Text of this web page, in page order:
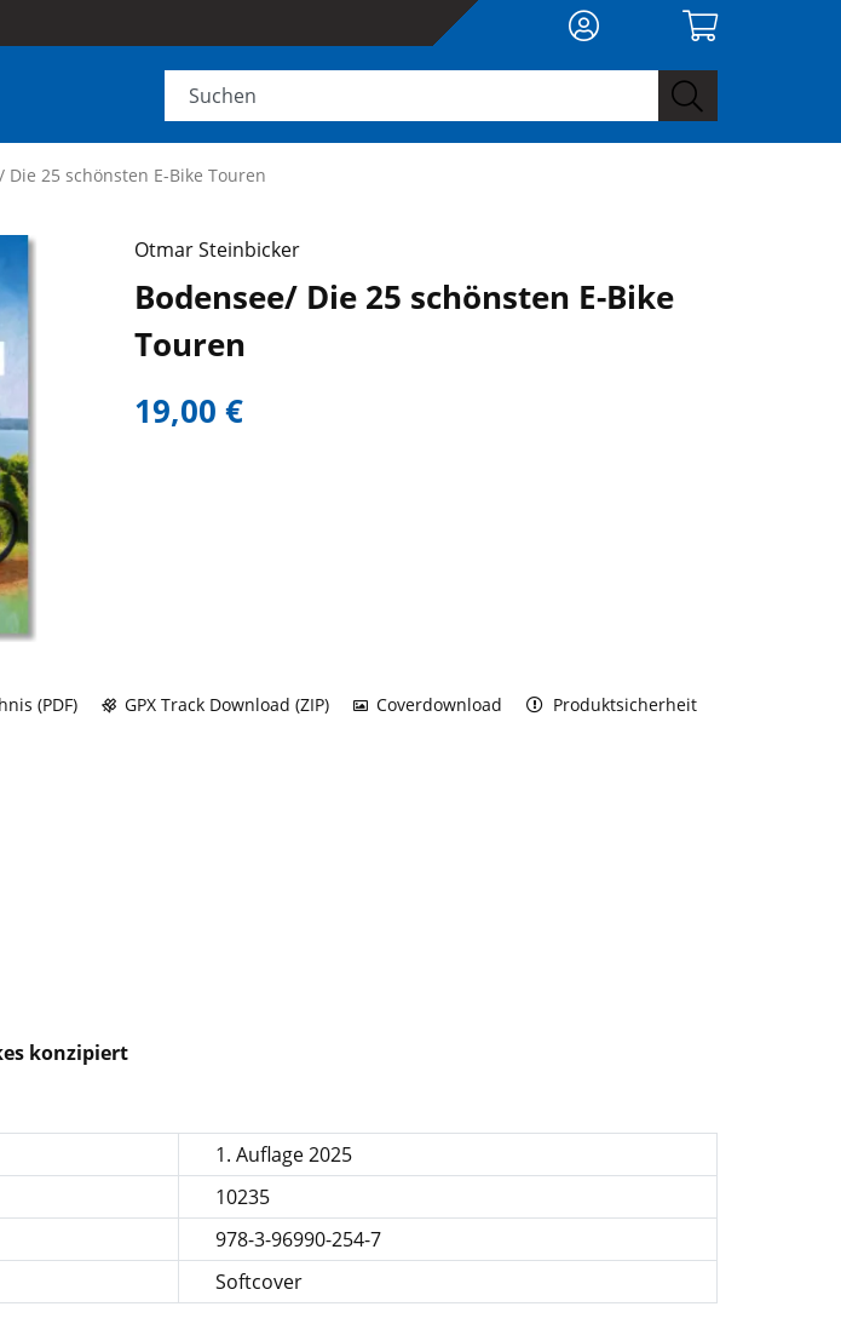
Die 25 schönsten E-Bike Touren
Otmar Steinbicker
Bodensee/ Die 25 schönsten E-Bike
Touren
19,00 €
(PDF) GPX Track Download (ZIP) Coverdownload Produktsicherheit
konzipiert
1. Auflage 2025
10235
978-3-96990-254-7
Softcover